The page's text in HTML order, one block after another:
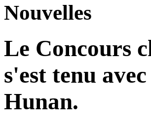
Nouvelles
Le Concours
s'est tenu
Hunan.